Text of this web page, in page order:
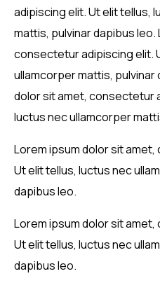
adipiscing elit. Ut elit tellus,
mattis, pulvinar dapibus
consectetur adipiscing elit.
ullamcorper mattis, pulvinar
dolor sit amet, consectetur
luctus nec ullamcorper
Lorem ipsum dolor sit
Ut elit tellus, luctus nec
dapibus leo.
Lorem ipsum dolor sit
Ut elit tellus, luctus nec
dapibus leo.